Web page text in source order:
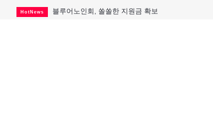
HotNews 블루어노인회, 쏠쏠한 지원금 확보